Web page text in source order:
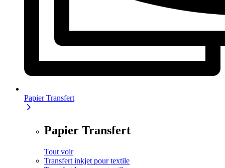
Papier Transfert
Papier Transfert
Tout voir
Transfert inkjet pour textile